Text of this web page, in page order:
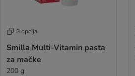
3 opcija
Smilla Multi-Vitamin pasta
za mačke
200 g